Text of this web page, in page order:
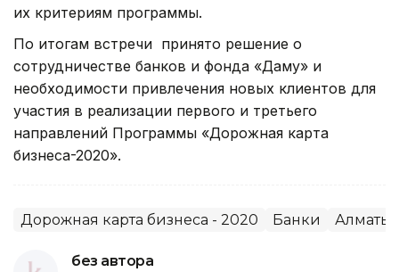
их критериям программы.
По итогам встречи принято решение о
сотрудничестве банков и фонда «Даму» и
необходимости привлечения новых клиентов для
участия в реализации первого и третьего
направлений Программы «Дорожная карта
бизнеса-2020».
Дорожная карта бизнеса - 2020 Банки Алматы
без автора